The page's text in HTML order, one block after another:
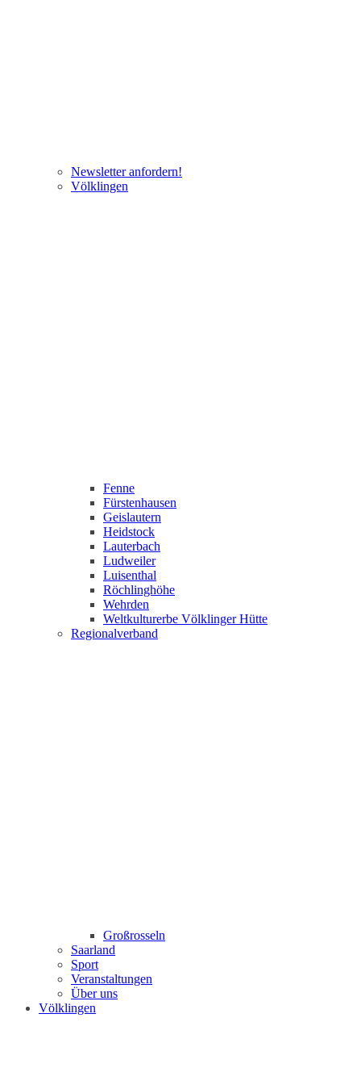
Newsletter anfordern!
Völklingen
Fenne
Fürstenhausen
Geislautern
Heidstock
Lauterbach
Ludweiler
Luisenthal
Röchlinghöhe
Wehrden
Weltkulturerbe Völklinger Hütte
Regionalverband
Großrosseln
Saarland
Sport
Veranstaltungen
Über uns
Völklingen